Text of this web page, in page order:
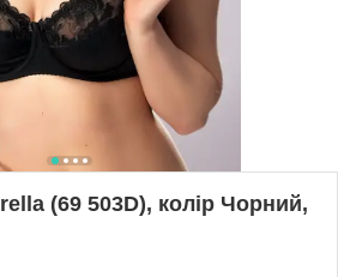
(69 503D), колір Чорний,